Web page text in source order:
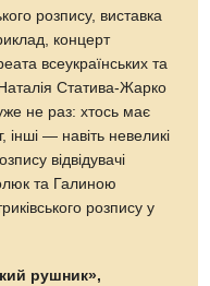
розпису, виставка
концерт
всеукраїнських та
Статива-Жарко
не раз: хтось має
інші — навіть невеликі
відвідувачі
та Галиною
розпису у
рушник»,